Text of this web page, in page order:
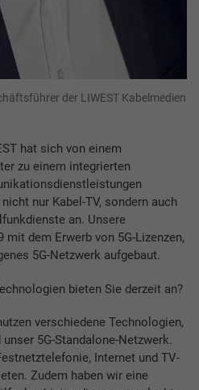
der LIWEST Kabelmedien
hat sich von einem
zu einem integrierten
nur Kabel-TV, sondern auch
an. Unsere
dem Erwerb von 5G-Lizenzen,
5G-Netzwerk aufgebaut.
bieten Sie derzeit an?
verschiedene Technologien,
5G-Standalone-Netzwerk.
Internet und TV-
Zudem haben wir eine